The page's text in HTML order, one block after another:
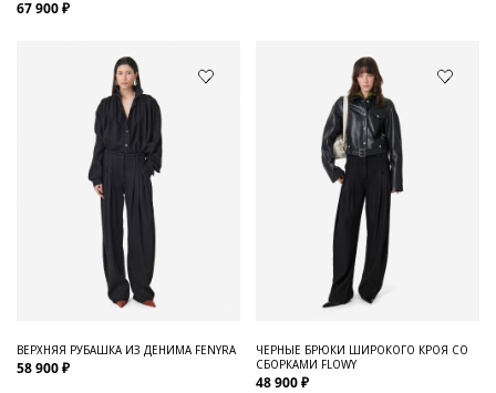
67 900 ₽
ВЕРХНЯЯ РУБАШКА ИЗ ДЕНИМА FENYRA
58 900 ₽
ЧЕРНЫЕ БРЮКИ ШИРОКОГО КРОЯ СО
СБОРКАМИ FLOWY
48 900 ₽